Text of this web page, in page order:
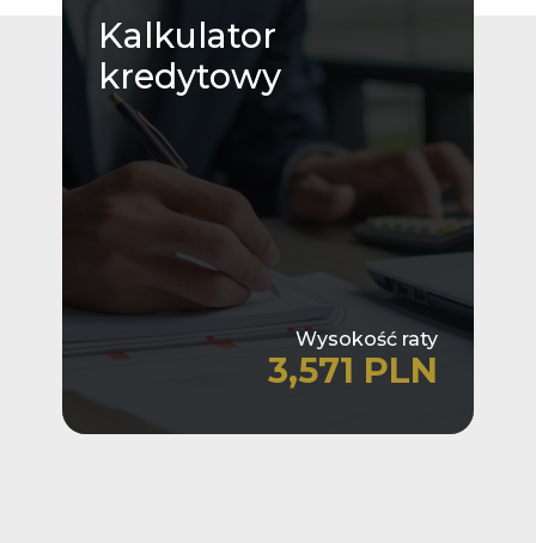
Kalkulator
kredytowy
Wysokość raty
3,571 PLN